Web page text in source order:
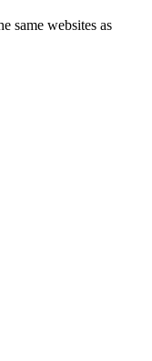
same websites as